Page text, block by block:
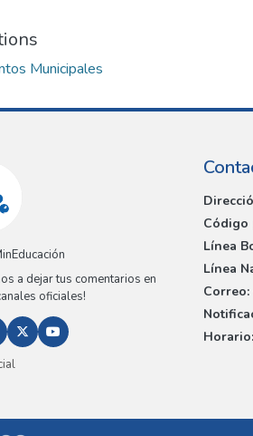
Municipales
a dejar tus comentarios en
oficiales!
Código
Línea
Línea
Correo:
Horario: